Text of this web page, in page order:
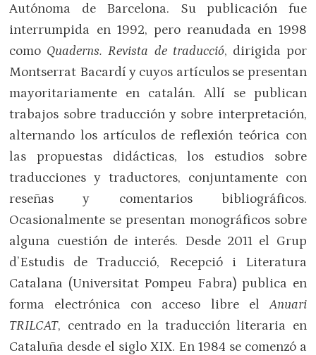
Autónoma de Barcelona. Su publicación fue
interrumpida en 1992, pero reanudada en 1998
como Quaderns. Revista de traducció, dirigida por
Montserrat Bacardí y cuyos artículos se presentan
mayoritariamente en catalán. Allí se publican
trabajos sobre traducción y sobre interpretación,
alternando los artículos de reflexión teórica con
las propuestas didácticas, los estudios sobre
traducciones y traductores, conjuntamente con
reseñas y comentarios bibliográficos.
Ocasionalmente se presentan monográficos sobre
alguna cuestión de interés. Desde 2011 el Grup
d’Estudis de Traducció, Recepció i Literatura
Catalana (Universitat Pompeu Fabra) publica en
forma electrónica con acceso libre elAnuari
TRILCAT, centrado en la traducción literaria en
Cataluña desde el siglo XIX. En 1984 se comenzó a